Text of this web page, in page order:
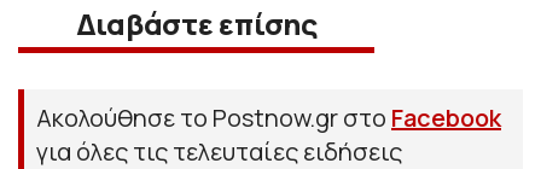
Διαβάστε επίσης
Ακολούθησε το Postnow.gr στο Facebook
για όλες τις τελευταίες ειδήσεις